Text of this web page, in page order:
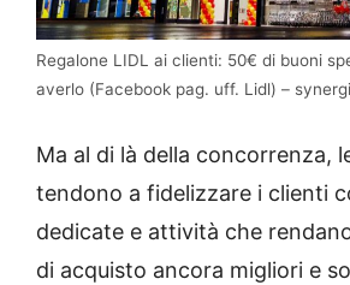
Regalone LIDL ai clienti: 50€ di buoni
averlo (Facebook pag. uff. Lidl) –
Ma al di là della concorrenza,
tendono a fidelizzare i clienti
dedicate e attività che
di acquisto ancora migliori e